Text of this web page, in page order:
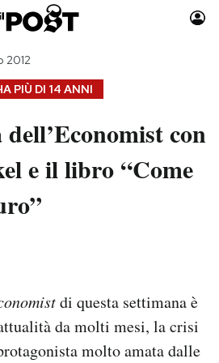
Moda
Consumismi
Altrecose
Mondiali calcio 2026
PIÙ DI 14 ANNI
2012
con
e il libro “Come
di questa settimana è
da molti mesi, la crisi
molto amata dalle